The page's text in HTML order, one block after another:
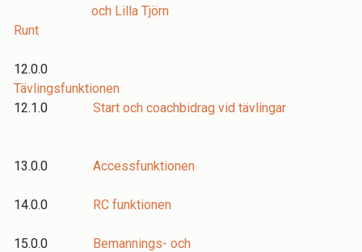
och Lilla Tjörn
Runt
12.0.0
Tävlingsfunktionen
12.1.0 Start och coachbidrag vid tävlingar
13.0.0 Accessfunktionen
14.0.0 RC funktionen
15.0.0 Bemannings- och